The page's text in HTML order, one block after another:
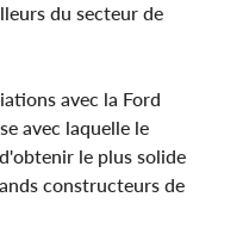
du secteur de
avec la Ford
avec laquelle le
le plus solide
constructeurs de